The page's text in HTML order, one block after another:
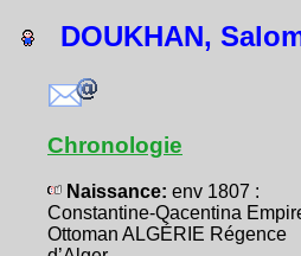
DOUKHAN,
Chronologie
Naissance: env 1807 :
Constantine-Qacentina
Ottoman ALGÉRIE Régence